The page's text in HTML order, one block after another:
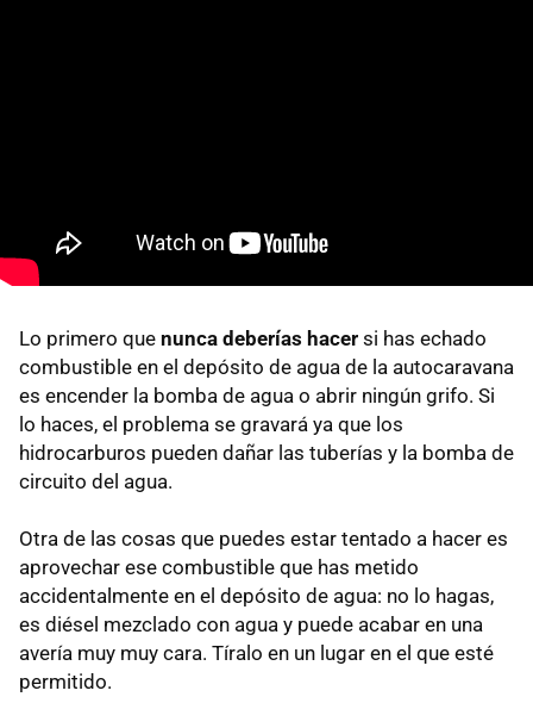
Lo primero que nunca deberías hacer si has echado
combustible en el depósito de agua de la autocaravana
es encender la bomba de agua o abrir ningún grifo. Si
lo haces, el problema se gravará ya que los
hidrocarburos pueden dañar las tuberías y la bomba de
circuito del agua.
Otra de las cosas que puedes estar tentado a hacer es
aprovechar ese combustible que has metido
accidentalmente en el depósito de agua: no lo hagas,
es diésel mezclado con agua y puede acabar en una
avería muy muy cara. Tíralo en un lugar en el que esté
permitido.